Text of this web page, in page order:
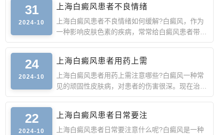
31
2024-10
上海白癜风患者不良情绪
上海白癜风患者不良情绪如何缓解?白癜风，作为
一种影响皮肤色素的疾病，常常给白癜风患者带来
心理压力和不良情
24
2024-10
上海白癜风患者用药上需
上海白癜风患者用药上需注意哪些?白癜风一种常
见的顽固性皮肤病，对患者的伤害很深。现在治疗
白癜风的方法比较
22
2024-10
上海白癜风患者日常要注
上海白癜风患者日常要注意什么呢?白癜风是一种